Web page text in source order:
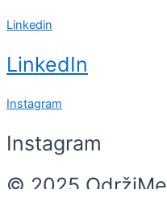
Linkedin
LinkedIn
Instagram
Instagram
© 2025 OdržiMe